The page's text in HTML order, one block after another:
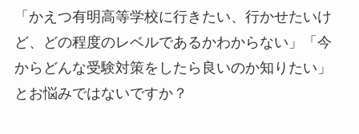
「かえつ有明高等学校に行きたい、行かせたいけ
ど、どの程度のレベルであるかわからない」「今
からどんな受験対策をしたら良いのか知りたい」
とお悩みではないですか？